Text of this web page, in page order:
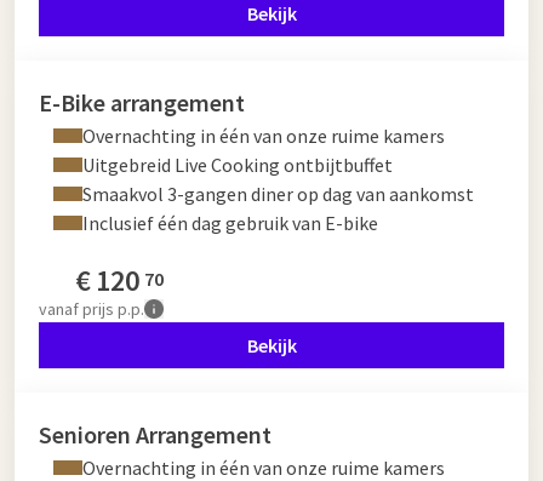
Bekijk
E-Bike arrangement
Overnachting in één van onze ruime kamers
Uitgebreid Live Cooking ontbijtbuffet
Smaakvol 3-gangen diner op dag van aankomst
Inclusief één dag gebruik van E-bike
€120 70
vanafprijs p.p.
Bekijk
Senioren Arrangement
Overnachting in één van onze ruime kamers